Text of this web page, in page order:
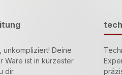
unkompliziert! Deine
Ware ist in kürzester
dir.